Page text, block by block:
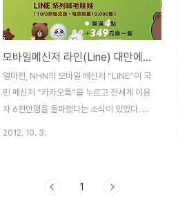
모바일메신저 라인(Line) 대만에서 인기
얼마전, NHN의 모바일 메신저 “LINE”이 국
민 메신저 “카카오톡”을 누르고 전세계 이용
자 6천만명을 돌파했다는 소식이 있었다. 국
만이 있다.(그 외 홍콩, 태국, 말레이시아, 마
2012. 10. 3.
1